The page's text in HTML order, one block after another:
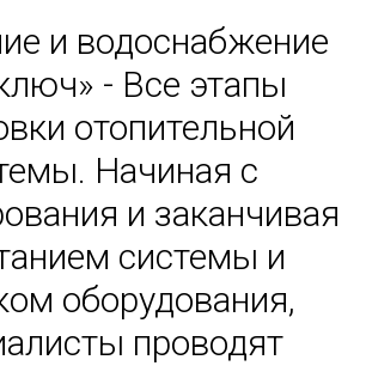
и водоснабжение
- Все этапы
отопительной
Начиная с
и заканчивая
системы и
оборудования,
проводят